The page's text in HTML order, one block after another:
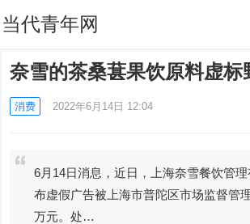
当代青年网
奈雪的茶桑葚果饮原料虚标
消费 2022年6月14日 12:04
6月14日消息，近日，上海奈雪餐饮管
布虚假广告被上海市普陀区市场监督管
万元。处…